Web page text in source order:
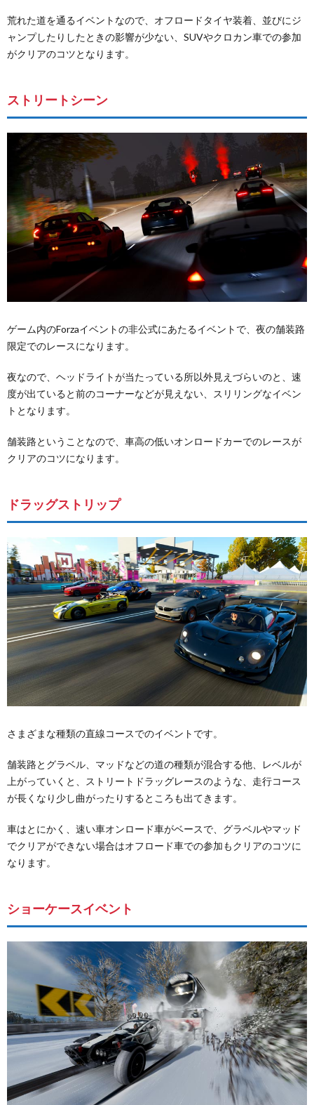
荒れた道を通るイベントなので、オフロードタイヤ装着、並びにジ
ャンプしたりしたときの影響が少ない、SUVやクロカン車での参加
がクリアのコツとなります。
ストリートシーン
ゲーム内のForzaイベントの非公式にあたるイベントで、夜の舗装路
限定でのレースになります。
夜なので、ヘッドライトが当たっている所以外見えづらいのと、速
度が出ていると前のコーナーなどが見えない、スリリングなイベン
トとなります。
舗装路ということなので、車高の低いオンロードカーでのレースが
クリアのコツになります。
ドラッグストリップ
さまざまな種類の直線コースでのイベントです。
舗装路とグラベル、マッドなどの道の種類が混合する他、レベルが
上がっていくと、ストリートドラッグレースのような、走行コース
が長くなり少し曲がったりするところも出てきます。
車はとにかく、速い車オンロード車がベースで、グラベルやマッド
でクリアができない場合はオフロード車での参加もクリアのコツに
なります。
ショーケースイベント